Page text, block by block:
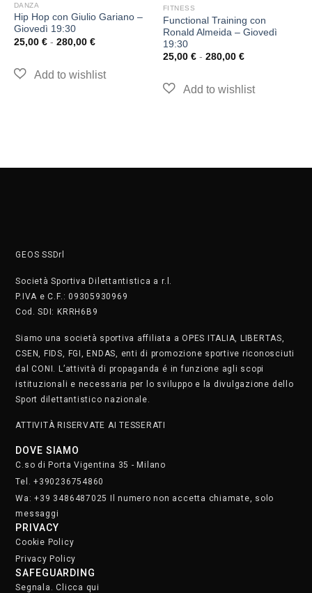
DANZA
Hip Hop con Giulio Gariano –
Giovedì 19:30
25,00 € - 280,00 €
FITNESS
Functional Training con
Ronald Almeida – Giovedì
19:30
25,00 € - 280,00 €
GEOS SSDrl
Società Sportiva Dilettantistica a r.l.
P.IVA e C.F.: 09305930969
Cod. SDI: KRRH6B9
Siamo una società sportiva affiliata a OPES ITALIA, LIBERTAS,
CSEN, FIDS, FGI, ENDAS, enti di promozione sportive riconosciuti
dal CONI. L’attività di propaganda é in funzione agli scopi
istituzionali e necessaria per lo sviluppo e la divulgazione dello
Sport dilettantistico nazionale.
ATTIVITÀ RISERVATE AI TESSERATI
DOVE SIAMO
C.so di Porta Vigentina 35 - Milano
Tel. +390236754860
Wa: +39 3486487025 Il numero non accetta chiamate, solo
messaggi
PRIVACY
Cookie Policy
Privacy Policy
SAFEGUARDING
Segnala. Clicca qui